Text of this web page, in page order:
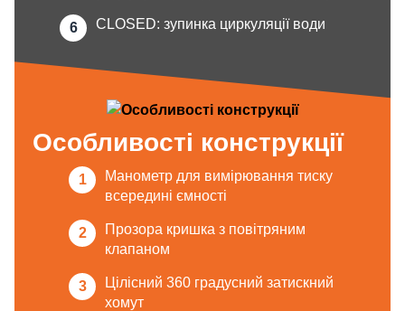
CLOSED: зупинка циркуляції води
Особливості конструкції
Манометр для вимірювання тиску
всередині ємності
Прозора кришка з повітряним
клапаном
Цілісний 360 градусний затискний
хомут